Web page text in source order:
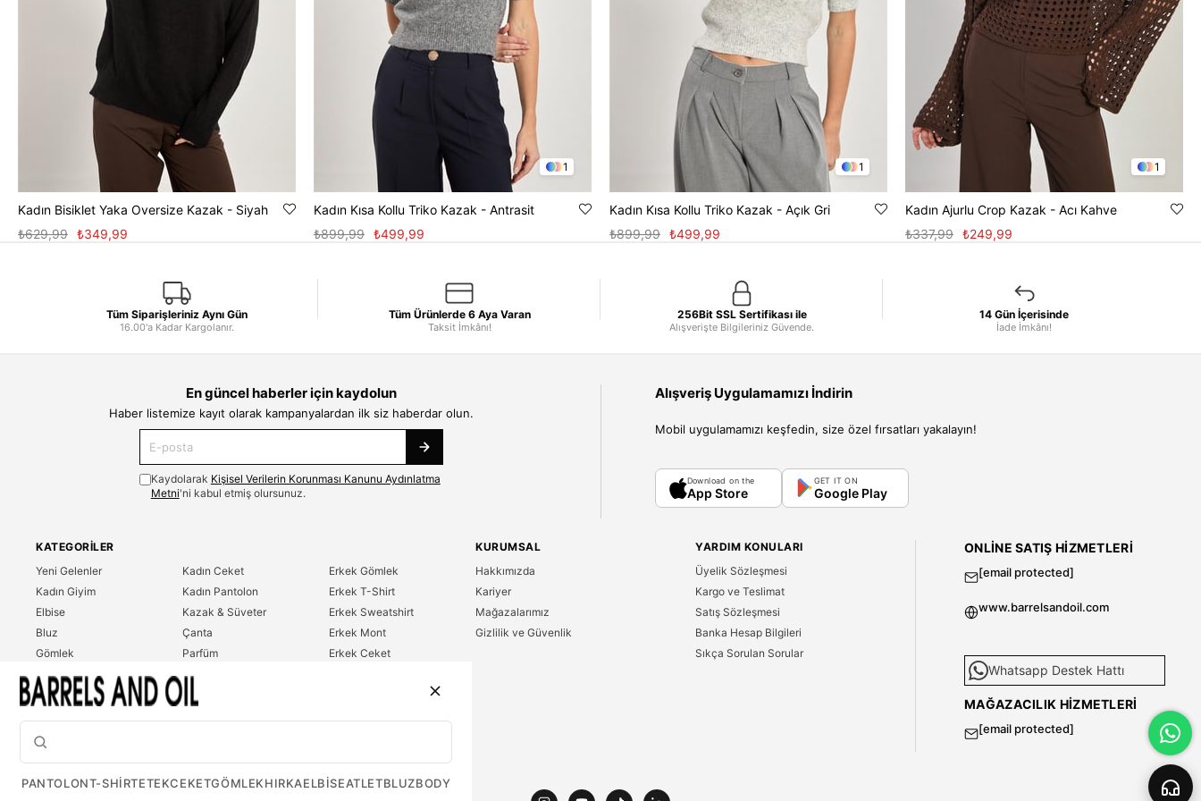
Kadın Bisiklet Yaka Oversize Kazak - Siyah
₺349,99
₺629,99
1
Kadın Kısa Kollu Triko Kazak - Antrasit
₺499,99
₺899,99
1
Kadın Kısa Kollu Triko Kazak - Açık Gri
₺499,99
₺899,99
1
Kadın Ajurlu Crop Kazak - Acı Kahve
₺249,99
₺337,99
Tüm Siparişleriniz Aynı Gün
16.00'a Kadar Kargolanır.
Tüm Ürünlerde 6 Aya Varan
Taksit İmkânı!
256Bit SSL Sertifikası ile
Alışverişte Bilgileriniz Güvende.
14 Gün İçerisinde
İade İmkânı!
En güncel haberler için kaydolun
Haber listemize kayıt olarak kampanyalardan ilk siz haberdar olun.
Kaydolarak Kişisel Verilerin Korunması Kanunu Aydınlatma
Metni'ni kabul etmiş olursunuz.
Alışveriş Uygulamamızı İndirin
Mobil uygulamamızı keşfedin, size özel fırsatları yakalayın!
Download on the
App Store
GET IT ON
Google Play
KATEGORILER
Yeni Gelenler
Kadın Giyim
Elbise
Bluz
Gömlek
T-Shirt
Sweatshirt
Kadın Ceket
Kadın Pantolon
Kazak & Süveter
Çanta
Parfüm
Erkek Giyim
Erkek Gömlek
Erkek T-Shirt
Erkek Sweatshirt
Erkek Mont
Erkek Ceket
KURUMSAL
Hakkımızda
Kariyer
Mağazalarımız
Gizlilik ve Güvenlik
YARDIM KONULARI
Üyelik Sözleşmesi
Kargo ve Teslimat
Satış Sözleşmesi
Banka Hesap Bilgileri
Sıkça Sorulan Sorular
ONLINE SATIŞ HIZMETLERI
[email protected]
www.barrelsandoil.com
Whatsapp Destek Hattı
MAĞAZACILIK HIZMETLERI
[email protected]
PANTOLONT-SHIRTETEKCEKETGÖMLEKHIRKAELBISEATLETBLUZBODY